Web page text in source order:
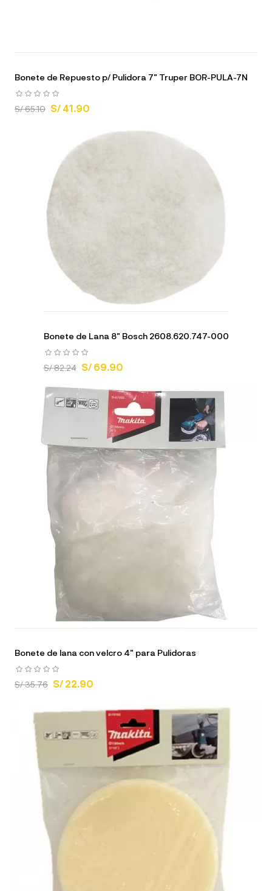
Bonete de Repuesto p/ Pulidora 7" Truper BOR-PULA-7N
S/ 65.10 S/ 41.90
Bonete de Lana 8" Bosch 2608.620.747-000
S/ 82.24 S/ 69.90
Bonete de lana con velcro 4" para Pulidoras
S/ 35.76 S/ 22.90